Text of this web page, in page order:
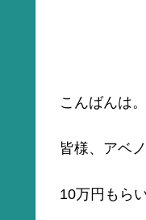
こんばんは。
皆様、アベ
10万円もら